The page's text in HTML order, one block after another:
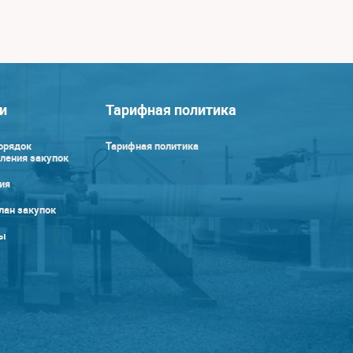
закупок
закупок
Тарифная политика
Тарифная политика